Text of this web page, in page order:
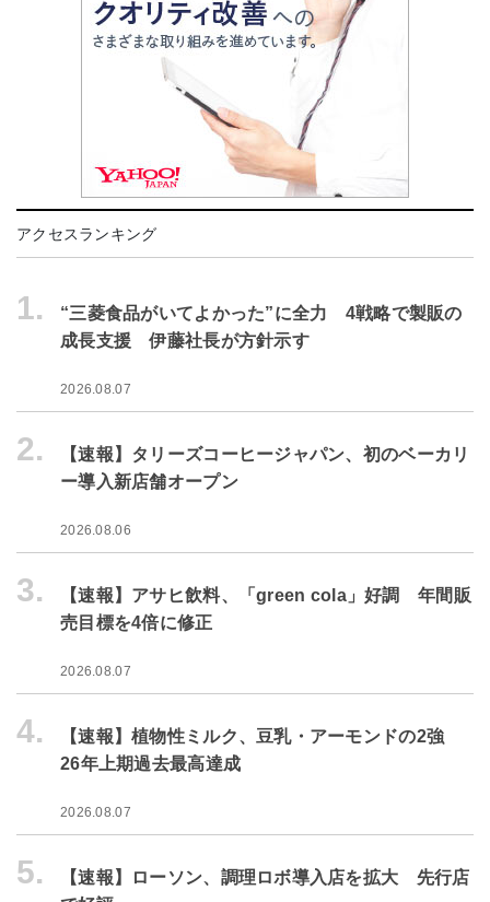
アクセスランキング
1.
“三菱食品がいてよかった”に全力 4戦略で製販の
成長支援 伊藤社長が方針示す
2026.08.07
2.
【速報】タリーズコーヒージャパン、初のベーカリ
ー導入新店舗オープン
2026.08.06
3.
【速報】アサヒ飲料、「green cola」好調 年間販
売目標を4倍に修正
2026.08.07
4.
【速報】植物性ミルク、豆乳・アーモンドの2強
26年上期過去最高達成
2026.08.07
5.
【速報】ローソン、調理ロボ導入店を拡大 先行店